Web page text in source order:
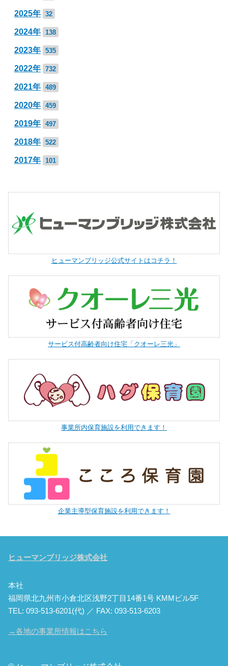
2025年 32
2024年 138
2023年 535
2022年 732
2021年 489
2020年 459
2019年 497
2018年 522
2017年 101
ヒューマンブリッジ公式サイトはコチラ！
サービス付高齢者向け住宅「クオーレ三光」
事業所内保育施設を利用できます！
企業主導型保育施設を利用できます！
ヒューマンブリッジ株式会社
本社
福岡県北九州市小倉北区浅野2丁目14番1号 KMMビル5F
TEL: 093-513-6201(代) ／ FAX: 093-513-6203
→各地の事業所情報はこちら